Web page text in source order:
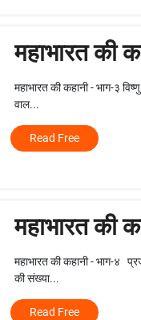
महाभारत की
महाभारत की कहानी - भाग-३
वाल...
Read Free
महाभारत की
महाभारत की कहानी - भाग-४
की संख्या...
Read Free